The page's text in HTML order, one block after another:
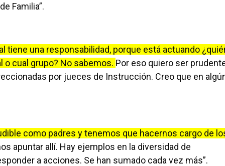
Familia”.
tiene una responsabilidad, porque está actuando
o cual grupo? No sabemos. Por eso quiero ser
por jueces de Instrucción. Creo que en
como padres y tenemos que hacernos cargo de
apuntar allí. Hay ejemplos en la diversidad de
a acciones. Se han sumado cada vez más”.